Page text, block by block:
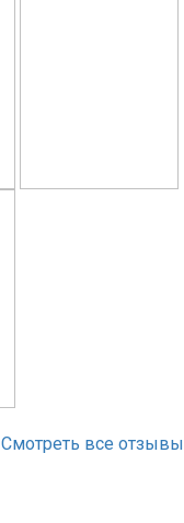
Смотреть все отзывы